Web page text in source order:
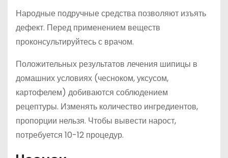
Народные подручные средства позволяют изъять
дефект. Перед применением веществ
проконсультируйтесь с врачом.
Положительных результатов лечения шипицы в
домашних условиях (чесноком, уксусом,
картофелем) добиваются соблюдением
рецептуры. Изменять количество ингредиентов,
пропорции нельзя. Чтобы вывести нарост,
потребуется 10-12 процедур.